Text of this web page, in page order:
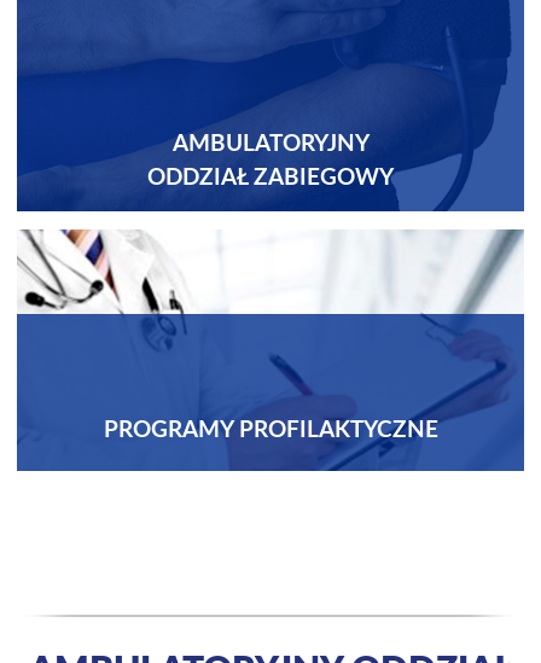
AMBULATORYJNY
ODDZIAŁ ZABIEGOWY
PROGRAMY PROFILAKTYCZNE